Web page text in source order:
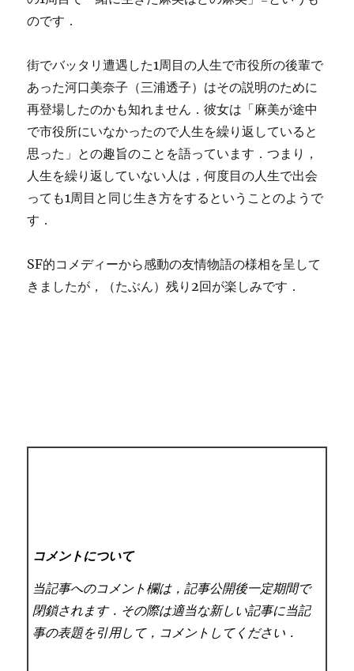
のです．
街でバッタリ遭遇した1周目の人生で市役所の後輩で
あった河口美奈子（三浦透子）はその説明のために
再登場したのかも知れません．彼女は「麻美が途中
で市役所にいなかったので人生を繰り返していると
思った」との趣旨のことを語っています．つまり，
人生を繰り返していない人は，何度目の人生で出会
っても1周目と同じ生き方をするということのようで
す．
SF的コメディーから感動の友情物語の様相を呈して
きましたが，（たぶん）残り2回が楽しみです．
コメントについて
当記事へのコメント欄は，記事公開後一定期間で
閉鎖されます．その際は適当な新しい記事に当記
事の表題を引用して，コメントしてください．